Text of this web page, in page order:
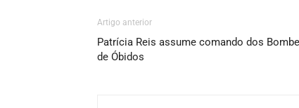
Artigo anterior
Patrícia Reis assume comando dos
de Óbidos